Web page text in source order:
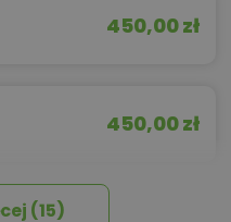
450,00 zł
450,00 zł
za
(15)